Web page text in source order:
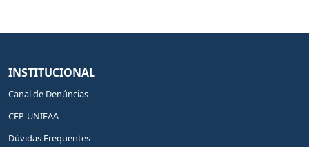
INSTITUCIONAL
Canal de Denúncias
CEP-UNIFAA
Dúvidas Frequentes